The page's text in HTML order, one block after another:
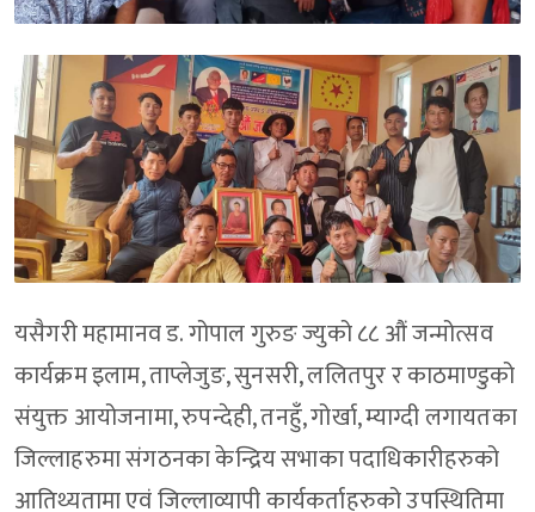
यसैगरी महामानव ड. गोपाल गुरुङ ज्युको ८८ औं जन्मोत्सव
कार्यक्रम इलाम, ताप्लेजुङ, सुनसरी, ललितपुर र काठमाण्डुको
संयुक्त आयोजनामा, रुपन्देही, तनहुँ, गोर्खा, म्याग्दी लगायतका
जिल्लाहरुमा संगठनका केन्द्रिय सभाका पदाधिकारीहरुको
आतिथ्यतामा एवं जिल्लाव्यापी कार्यकर्ताहरुको उपस्थितिमा